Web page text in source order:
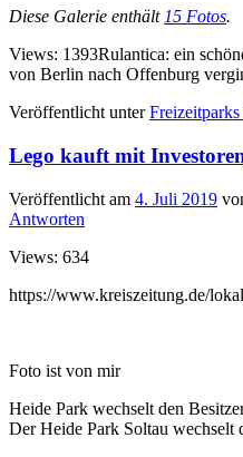
Diese Galerie enthält15 Fotos.
Views: 1393Rulantica: ein
von Berlin nach Offenburg
Veröffentlicht unter
Lego kauft mit
Veröffentlicht am 4. Juli 2019
Antworten
Views: 634
https://www.kreiszeitung.de/
Foto ist von mir
Heide Park wechselt den
Der Heide Park Soltau